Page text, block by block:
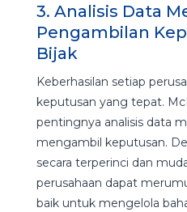
3. Analisis Data
Pengambilan
Bijak
Keberhasilan setiap
keputusan yang tepat.
pentingnya analisis data
mengambil keputusan.
secara terperinci dan
perusahaan dapat
baik untuk mengelola